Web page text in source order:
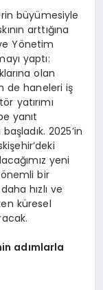
büyümesiyle
arttığına
Yönetim
yaptı:
olan
de haneleri iş
yatırımı
yanıt
2025’in
yeni
bir
hızlı ve
küresel
adımlarla